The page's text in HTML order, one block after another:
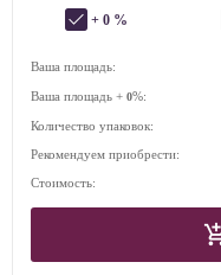
+ 0 %
Ваша площадь:
Ваша площадь + 0%:
Количество упаковок:
Рекомендуем приобрести:
Стоимость: